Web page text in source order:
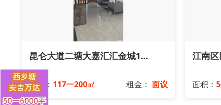
昆仑大道二塘大嘉汇汇金城1...
面积： 117一200㎡ 租金： 面议
江南
面积：